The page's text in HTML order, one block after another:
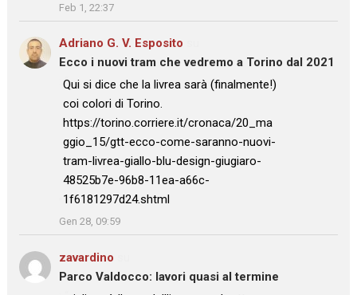
Feb 1, 22:37
Adriano G. V. Esposito
Ecco i nuovi tram che vedremo a Torino dal 2021
: “
Qui si dice che la livrea sarà (finalmente!)
coi colori di Torino.
https://torino.corriere.it/cronaca/20_ma
ggio_15/gtt-ecco-come-saranno-nuovi-
tram-livrea-giallo-blu-design-giugiaro-
48525b7e-96b8-11ea-a66c-
1f6181297d24.shtml
Gen 28, 09:59
zavardino
Parco Valdocco: lavori quasi al termine